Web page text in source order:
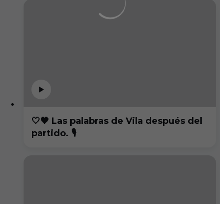
🤍🖤 Las palabras de Vila después del
partido. 🎙️